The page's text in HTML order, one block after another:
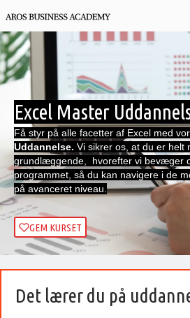
Excel Master
Få styr på alle facetter af Excel med
Uddannelse. Vi sikrer os, at du er helt
grundlæggende, hvorefter vi bevæger
programmet, så du kan navigere i de
på avanceret niveau.
GEM KURSET
Det lærer du på